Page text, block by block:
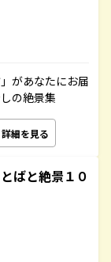
があなたにお届
の絶景集
詳細を見る
ばと絶景１０